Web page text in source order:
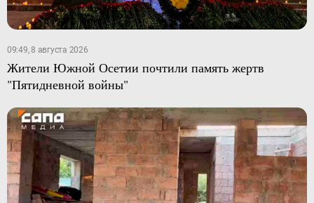
09:49, 8 августа 2026
Жители Южной Осетии почтили память жертв
"Пятидневной войны"